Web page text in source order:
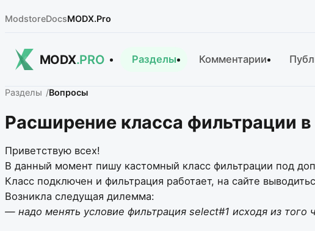
ModstoreDocsMODX.Pro
MODX.PRO Разделы Комментарии
Разделы Вопросы
Расширение класса фильтрации
Приветствую всех!
В данный момент пишу кастомный класс фильтрации под
Класс подключен и фильтрация работает, на сайте
Возникла следущая дилемма:
— надо менять условие фильтрация select#1 исходя из